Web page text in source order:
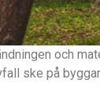
och
ske på